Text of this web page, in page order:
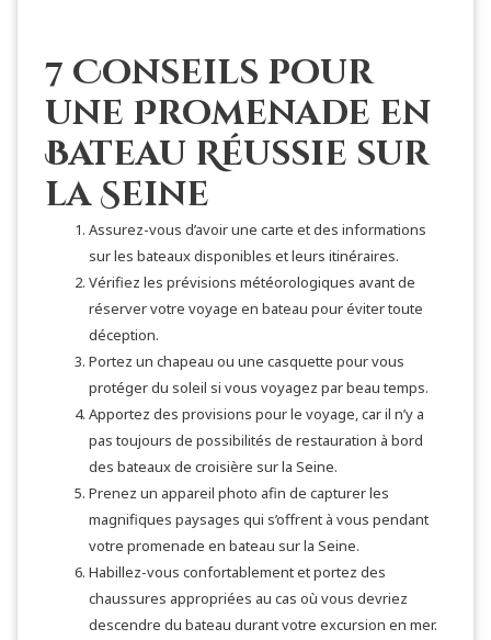
7 Conseils pour
une Promenade en
Bateau Réussie sur
la Seine
Assurez-vous d’avoir une carte et des informations
sur les bateaux disponibles et leurs itinéraires.
Vérifiez les prévisions météorologiques avant de
réserver votre voyage en bateau pour éviter toute
déception.
Portez un chapeau ou une casquette pour vous
protéger du soleil si vous voyagez par beau temps.
Apportez des provisions pour le voyage, car il n’y a
pas toujours de possibilités de restauration à bord
des bateaux de croisière sur la Seine.
Prenez un appareil photo afin de capturer les
magnifiques paysages qui s’offrent à vous pendant
votre promenade en bateau sur la Seine.
Habillez-vous confortablement et portez des
chaussures appropriées au cas où vous devriez
descendre du bateau durant votre excursion en mer.